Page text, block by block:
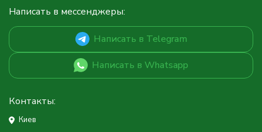
Написать в мессенджеры:
Написать в Telegram
Написать в Whatsapp
Контакты:
Киев